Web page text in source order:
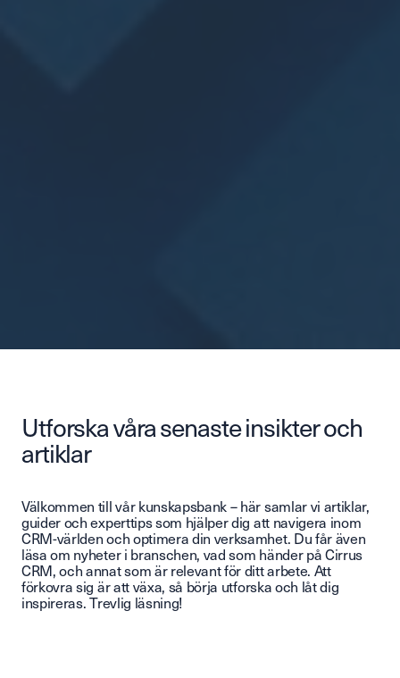
Utforska våra senaste insikter och
artiklar
Välkommen till vår kunskapsbank – här samlar vi artiklar,
guider och experttips som hjälper dig att navigera inom
CRM-världen och optimera din verksamhet. Du får även
läsa om nyheter i branschen, vad som händer på Cirrus
CRM, och annat som är relevant för ditt arbete. Att
förkovra sig är att växa, så börja utforska och låt dig
inspireras. Trevlig läsning!